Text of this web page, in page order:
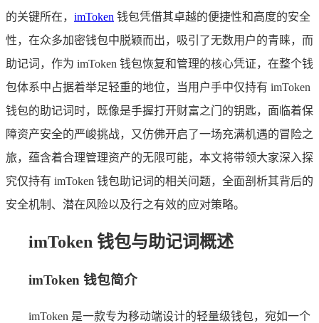
的关键所在， imToken 钱包凭借其卓越的便捷性和高度的安全
性，在众多加密钱包中脱颖而出，吸引了无数用户的青睐，而
助记词，作为 imToken 钱包恢复和管理的核心凭证，在整个钱
包体系中占据着举足轻重的地位，当用户手中仅持有 imToken
钱包的助记词时，既像是手握打开财富之门的钥匙，面临着保
障资产安全的严峻挑战，又仿佛开启了一场充满机遇的冒险之
旅，蕴含着合理管理资产的无限可能，本文将带领大家深入探
究仅持有 imToken 钱包助记词的相关问题，全面剖析其背后的
安全机制、潜在风险以及行之有效的应对策略。
imToken 钱包与助记词概述
imToken 钱包简介
imToken 是一款专为移动端设计的轻量级钱包，宛如一个